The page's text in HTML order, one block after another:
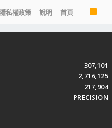
隱私權政策 說明 首頁
R
S
S
307,101
2,716,125
217,904
PRECISION